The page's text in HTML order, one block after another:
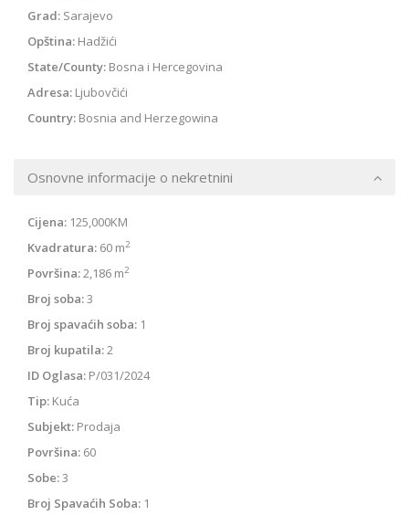
Grad: Sarajevo
Opština: Hadžići
State/County: Bosna i Hercegovina
Adresa: Ljubovčići
Country: Bosnia and Herzegowina
Osnovne informacije o nekretnini
Cijena: 125,000KM
Kvadratura: 60 m2
Površina:2,186 m2
Broj soba:3
Broj spavaćih soba: 1
Broj kupatila:2
ID Oglasa: P/031/2024
Tip: Kuća
Subjekt: Prodaja
Površina: 60
Sobe:3
Broj Spavaćih Soba: 1